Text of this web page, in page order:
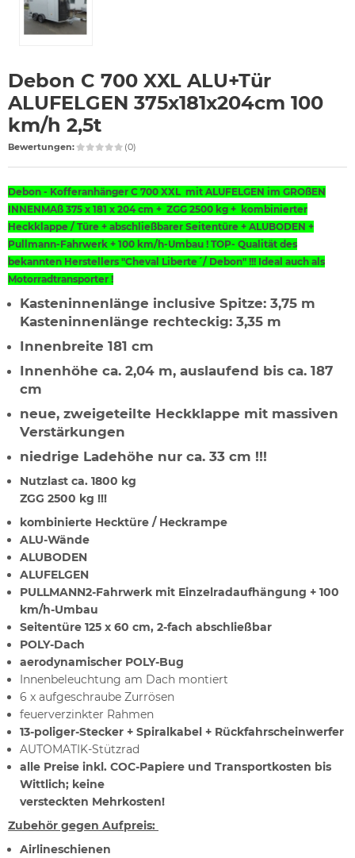
Debon C 700 XXL ALU+Tür
ALUFELGEN 375x181x204cm 100
km/h 2,5t
Bewertungen: (0)
Debon - Kofferanhänger C 700 XXL mit ALUFELGEN im GROßEN
INNENMAß 375 x 181 x 204 cm + ZGG 2500 kg + kombinierter
Heckklappe / Türe + abschließbarer Seitentüre + ALUBODEN +
Pullmann-Fahrwerk + 100 km/h-Umbau ! TOP- Qualität des
bekannten Herstellers "Cheval Liberte´/ Debon" !!! Ideal auch als
Motorradtransporter !
Kasteninnenlänge inclusive Spitze: 3,75 m
Kasteninnenlänge rechteckig: 3,35 m
Innenbreite 181 cm
Innenhöhe ca. 2,04 m, auslaufend bis ca. 187
cm
neue, zweigeteilte Heckklappe mit massiven
Verstärkungen
niedrige Ladehöhe nur ca. 33 cm !!!
Nutzlast ca. 1800 kg
ZGG 2500 kg !!!
kombinierte Hecktüre / Heckrampe
ALU-Wände
ALUBODEN
ALUFELGEN
PULLMANN2-Fahrwerk mit Einzelradaufhängung + 100
km/h-Umbau
Seitentüre 125 x 60 cm, 2-fach abschließbar
POLY-Dach
aerodynamischer POLY-Bug
Innenbeleuchtung am Dach montiert
6 x aufgeschraube Zurrösen
feuerverzinkter Rahmen
13-poliger-Stecker + Spiralkabel + Rückfahrscheinwerfer
AUTOMATIK-Stützrad
alle Preise inkl. COC-Papiere und Transportkosten bis
Wittlich; keine
versteckten Mehrkosten!
Zubehör gegen Aufpreis:
Airlineschienen